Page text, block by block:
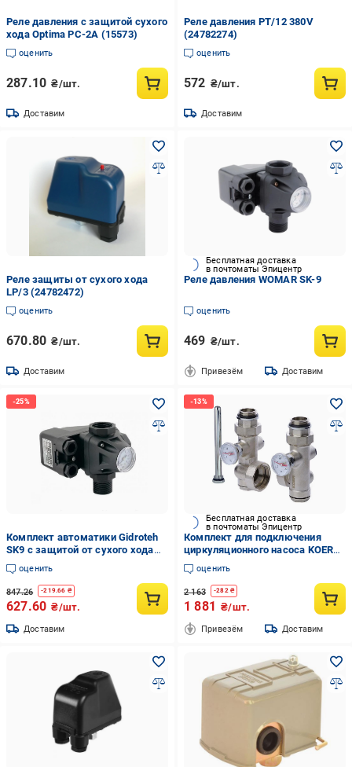
Реле давления c защитой сухого
хода Optima РС-2А (15573)
оценить
287.10 ₴/шт.
Доставим
Реле давления PT/12 380V
(24782274)
оценить
572 ₴/шт.
Доставим
Реле защиты от сухого хода
LP/3 (24782472)
оценить
670.80 ₴/шт.
Доставим
Бесплатная доставка
в почтоматы Эпицентр
Реле давления WOMAR SK-9
оценить
469 ₴/шт.
Привезём Доставим
Комплект автоматики Gidroteh
SK9 с защитой от сухого хода
1,4-2,8 бар
оценить
847.26 -219.66 ₴
627.60 ₴/шт.
Доставим
Бесплатная доставка
в почтоматы Эпицентр
Комплект для подключения
циркуляционного насоса KOER
KR.1020 1" (KR2690)
оценить
2 163 -282₴
1 881 ₴/шт.
Привезём Доставим